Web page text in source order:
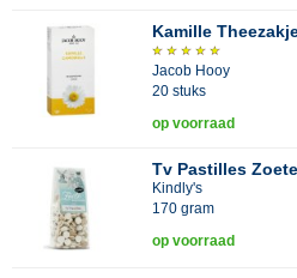
Kamille
Jacob Hooy
20 stuks
op voorraad
Tv Pastilles
Kindly's
170 gram
op voorraad